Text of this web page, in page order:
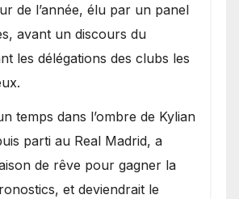
de l’année, élu par un panel
avant un discours du
les délégations des clubs les
temps dans l’ombre de Kylian
parti au Real Madrid, a
de rêve pour gagner la
et deviendrait le